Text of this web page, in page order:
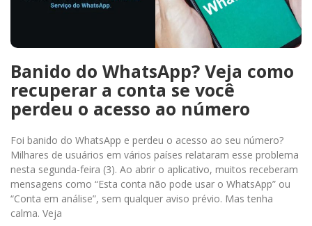
Banido do WhatsApp? Veja como
recuperar a conta se você
perdeu o acesso ao número
Foi banido do WhatsApp e perdeu o acesso ao seu número?
Milhares de usuários em vários países relataram esse problema
nesta segunda-feira (3). Ao abrir o aplicativo, muitos receberam
mensagens como “Esta conta não pode usar o WhatsApp” ou
“Conta em análise”, sem qualquer aviso prévio. Mas tenha
calma. Veja